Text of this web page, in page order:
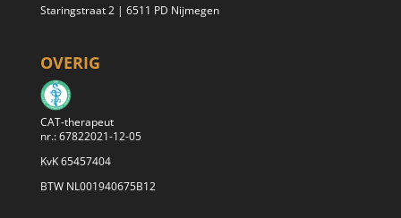
Staringstraat 2 | 6511 PD Nijmegen
OVERIG
CAT-therapeut
nr.: 67822021-12-05
KvK 65457404
BTW NL001940675B12